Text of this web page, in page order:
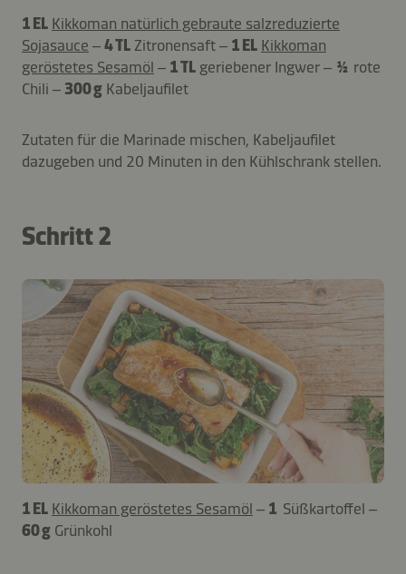
1 EL Kikkoman natürlich gebraute salzreduzierte
Sojasauce –4 TL Zitronensaft – 1 EL Kikkoman
geröstetes Sesamöl – 1 TLgeriebener Ingwer – ½ rote
Chili – 300 g Kabeljaufilet
Zutaten für die Marinade mischen, Kabeljaufilet
dazugeben und 20 Minuten in den Kühlschrank stellen.
Schritt 2
1 EL Kikkoman geröstetes Sesamöl – 1 Süßkartoffel –
60 g Grünkohl